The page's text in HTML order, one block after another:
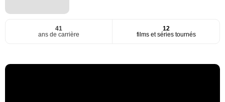
41
ans de carrière
12
films et séries tournés